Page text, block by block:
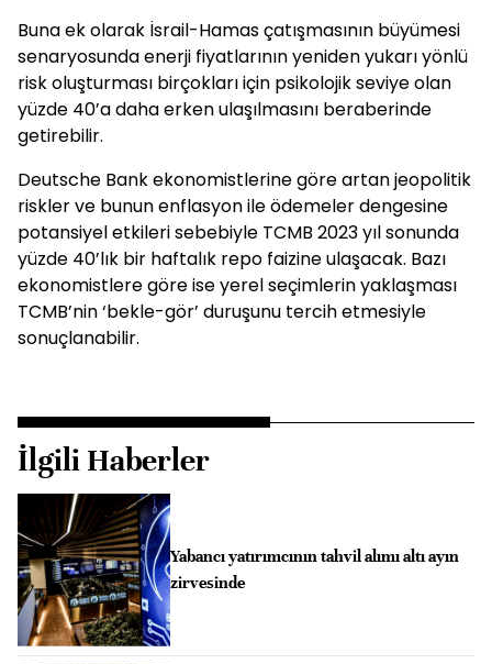
Buna ek olarak İsrail-Hamas çatışmasının büyümesi
senaryosunda enerji fiyatlarının yeniden yukarı yönlü
risk oluşturması birçokları için psikolojik seviye olan
yüzde 40’a daha erken ulaşılmasını beraberinde
getirebilir.
Deutsche Bank ekonomistlerine göre artan jeopolitik
riskler ve bunun enflasyon ile ödemeler dengesine
potansiyel etkileri sebebiyle TCMB 2023 yıl sonunda
yüzde 40’lık bir haftalık repo faizine ulaşacak. Bazı
ekonomistlere göre ise yerel seçimlerin yaklaşması
TCMB’nin ‘bekle-gör’ duruşunu tercih etmesiyle
sonuçlanabilir.
İlgili Haberler
Yabancı yatırımcının tahvil alımı altı ayın
zirvesinde